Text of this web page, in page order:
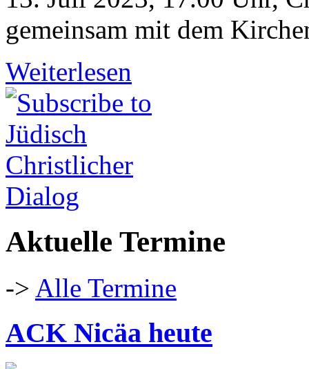
gemeinsam mit dem
Weiterlesen
Aktuelle Termine
-> Alle Termine
ACK Nicäa heute